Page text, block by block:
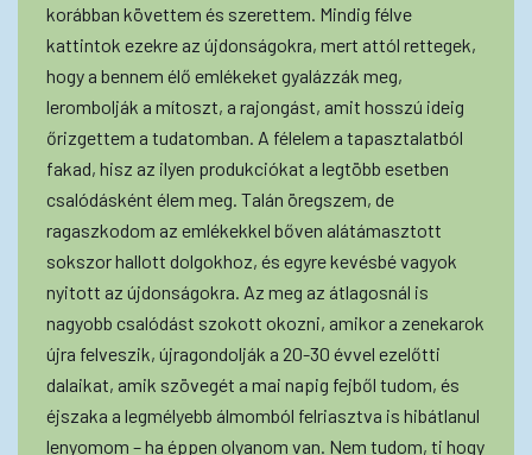
korábban követtem és szerettem. Mindig félve
kattintok ezekre az újdonságokra, mert attól rettegek,
hogy a bennem élő emlékeket gyalázzák meg,
lerombolják a mítoszt, a rajongást, amit hosszú ideig
őrizgettem a tudatomban. A félelem a tapasztalatból
fakad, hisz az ilyen produkciókat a legtöbb esetben
csalódásként élem meg. Talán öregszem, de
ragaszkodom az emlékekkel bőven alátámasztott
sokszor hallott dolgokhoz, és egyre kevésbé vagyok
nyitott az újdonságokra. Az meg az átlagosnál is
nagyobb csalódást szokott okozni, amikor a zenekarok
újra felveszik, újragondolják a 20-30 évvel ezelőtti
dalaikat, amik szövegét a mai napig fejből tudom, és
éjszaka a legmélyebb álmomból felriasztva is hibátlanul
lenyomom – ha éppen olyanom van. Nem tudom, ti hogy